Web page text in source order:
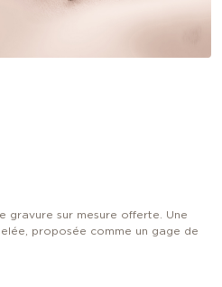
gravure sur mesure offerte. Une
proposée comme un gage de